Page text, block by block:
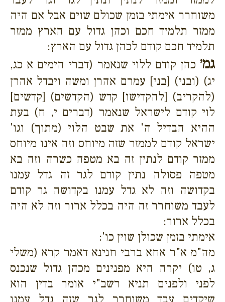
משוחרר אימתי בזמן שכולם שוים אבל אם היה
ממזר תלמיד חכם וכהן גדול עם הארץ ממזר
תלמיד חכם קודם לכהן גדול עם הארץ:
גמ׳ כהן קודם ללוי שנאמר (דברי הימים א כג,
יג) (ובני) [בני] עמרם אהרן ומשה ויבדל אהרן
(להקריב) [להקדישו] קדש (הקדשים) [קדשים]
לוי קודם לישראל שנאמר (דברים י, ח) בעת
ההיא הבדיל ה' את שבט הלוי (מתוך) וגו'
ישראל קודם לממזר שזה מיוחס וזה אינו מיוחס
ממזר קודם לנתין זה בא מטפה כשרה וזה בא
מטפה פסולה נתין קודם לגר זה גדל עמנו
בקדושה וזה לא גדל עמנו בקדושה גר קודם
לעבד משוחרר זה היה בכלל ארור וזה לא היה
בכלל ארור:
אימתי בזמן שכולן שוין כו':
מה"מ א"ר אחא ברבי חנינא דאמר קרא (משלי
ג, טו) יקרה היא מפנינים מכהן גדול שנכנס
לפני ולפנים תניא רשב"י אומר בדין הוא